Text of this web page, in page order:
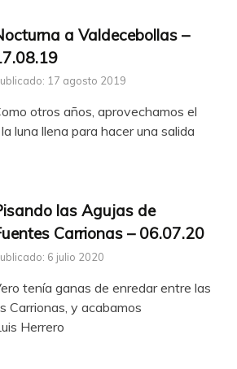
a Valdecebollas –
17 agosto 2019
otros años, aprovechamos el
luna llena para hacer una salida
las Agujas de
Carrionas – 06.07.20
6 julio 2020
tenía ganas de enredar entre las
Carrionas, y acabamos
Herrero